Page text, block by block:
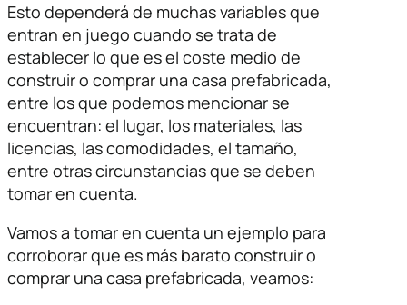
Esto dependerá de muchas variables que
entran en juego cuando se trata de
establecer lo que es el coste medio de
construir o comprar una casa prefabricada,
entre los que podemos mencionar se
encuentran: el lugar, los materiales, las
licencias, las comodidades, el tamaño,
entre otras circunstancias que se deben
tomar en cuenta.
Vamos a tomar en cuenta un ejemplo para
corroborar que es más barato construir o
comprar una casa prefabricada, veamos: